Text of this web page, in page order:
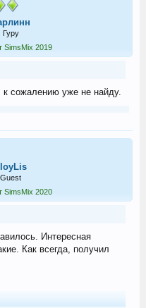
Гуру
SimsMix 2019
к сожалению уже не найду.
Guest
SimsMix 2020
Интересная
Как всегда, получил